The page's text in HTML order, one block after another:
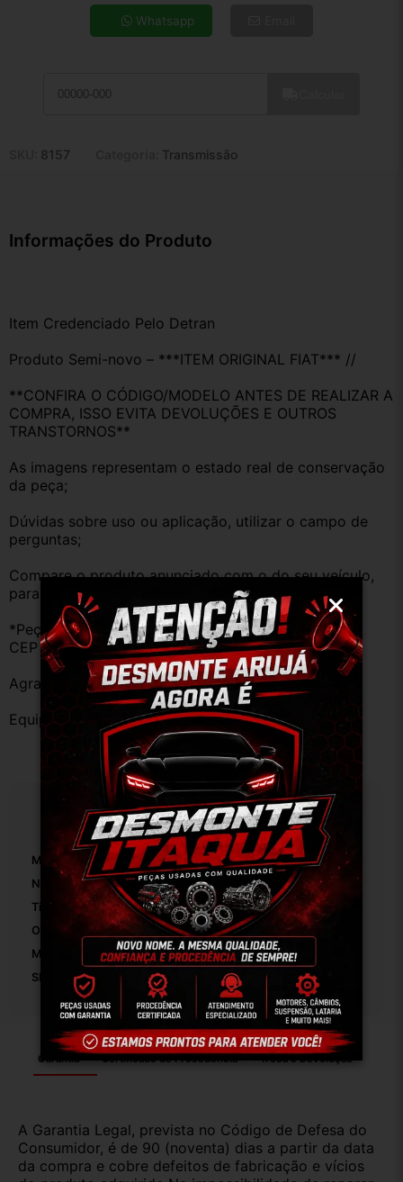
6x de R$ 14,96
9x de R$ 10,33
Whatsapp
8157 Transmissão
Informações do Produto
Item Credenciado Pelo Detran
Produto Semi-novo – ***ITEM ORIGINAL FIAT*** //
**CONFIRA O CÓDIGO/MODELO ANTES DE REALIZAR A
COMPRA, ISSO EVITA DEVOLUÇÕES E OUTROS
TRANSTORNOS**
As imagens representam o estado real de conservação
da peça;
Dúvidas sobre uso ou aplicação, utilizar o campo de
perguntas;
Compare o produto anunciado com o do seu veículo,
para evitar trocas;
*Peças que não tem opção de envio, favor deixar o
CEP na área de perguntas para realizar cotação*
Agradecemos a preferência!
Equipe DESMONTE ARUJÁ.
Especificações
Marca: Fiat
Número De Peça: 01
Tipo De Veículo: Carro/Caminhonete
OEM:
Modelo: Palio Economy
SKU:
Garantia Certificado de Procedência Troca e Devolução
A Garantia Legal, prevista no Código de Defesa do
Consumidor, é de 90 (noventa) dias a partir da data
da compra e cobre defeitos de fabricação e vícios